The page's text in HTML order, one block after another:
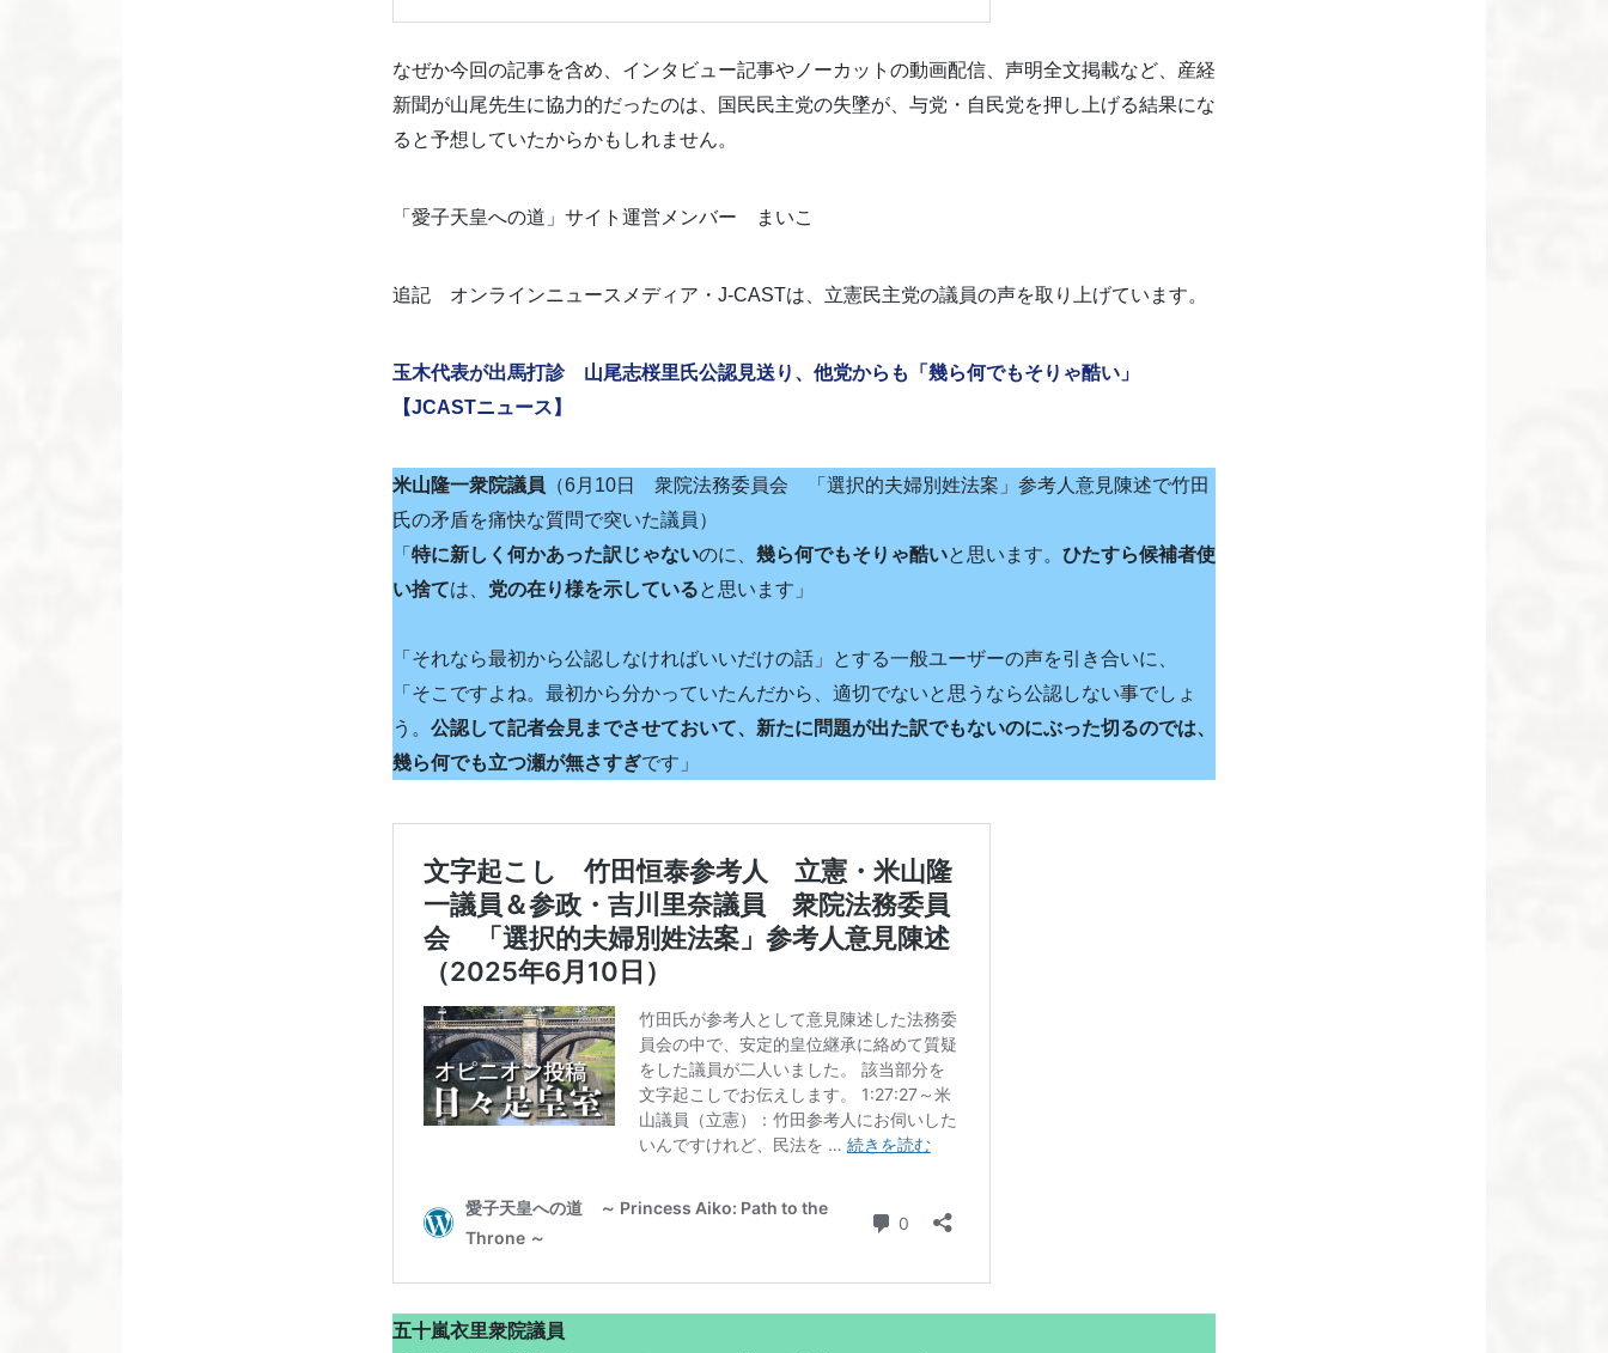
なぜか今回の記事を含め、インタビュー記事やノーカットの動画配信、声明全文掲載など、産経
新聞が山尾先生に協力的だったのは、国民民主党の失墜が、与党・自民党を押し上げる結果にな
ると予想していたからかもしれません。
「愛子天皇への道」サイト運営メンバー まいこ
追記 オンラインニュースメディア・J-CASTは、立憲民主党の議員の声を取り上げています。
玉木代表が出馬打診 山尾志桜里氏公認見送り、他党からも「幾ら何でもそりゃ酷い」
【JCASTニュース】
米山隆一衆院議員 （6月10日 衆院法務委員会 「選択的夫婦別姓法案」参考人意見陳述で竹田
氏の矛盾を痛快な質問で突いた議員）
「 特に新しく何かあった訳じゃないのに、 幾ら何でもそりゃ酷いと思います。 ひたすら候補者使
い捨ては、 党の在り様を示していると思います」
「それなら最初から公認しなければいいだけの話」とする一般ユーザーの声を引き合いに、
「そこですよね。最初から分かっていたんだから、適切でないと思うなら公認しない事でしょ
う。 公認して記者会見までさせておいて、新たに問題が出た訳でもないのにぶった切るのでは、
幾ら何でも立つ瀬が無さすぎです」
五十嵐衣里衆院議員